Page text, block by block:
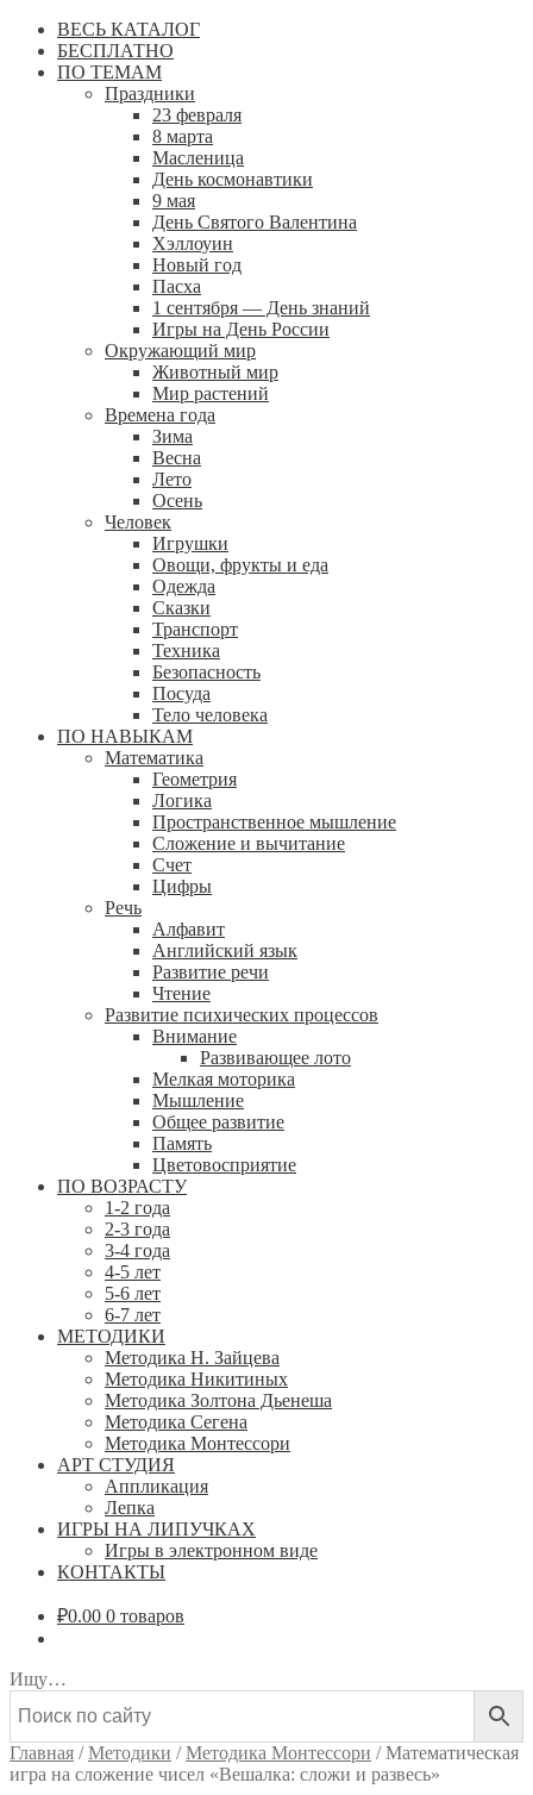
ВЕСЬ КАТАЛОГ
БЕСПЛАТНО
ПО ТЕМАМ
Праздники
23 февраля
8 марта
Масленица
День космонавтики
9 мая
День Святого Валентина
Хэллоуин
Новый год
Пасха
1 сентября — День знаний
Игры на День России
Окружающий мир
Животный мир
Мир растений
Времена года
Зима
Весна
Лето
Осень
Человек
Игрушки
Овощи, фрукты и еда
Одежда
Сказки
Транспорт
Техника
Безопасность
Посуда
Тело человека
ПО НАВЫКАМ
Математика
Геометрия
Логика
Пространственное мышление
Сложение и вычитание
Счет
Цифры
Речь
Алфавит
Английский язык
Развитие речи
Чтение
Развитие психических процессов
Внимание
Развивающее лото
Мелкая моторика
Мышление
Общее развитие
Память
Цветовосприятие
ПО ВОЗРАСТУ
1-2 года
2-3 года
3-4 года
4-5 лет
5-6 лет
6-7 лет
МЕТОДИКИ
Методика Н. Зайцева
Методика Никитиных
Методика Золтона Дьенеша
Методика Сегена
Методика Монтессори
АРТ СТУДИЯ
Аппликация
Лепка
ИГРЫ НА ЛИПУЧКАХ
Игры в электронном виде
КОНТАКТЫ
₽0.00 0 товаров
Ищу…
Главная /Методики /Методика Монтессори /Математическая
игра на сложение чисел «Вешалка: сложи и развесь»